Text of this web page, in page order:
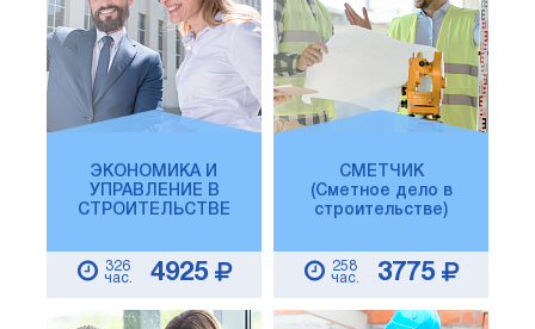
ЭКОНОМИКА И
УПРАВЛЕНИЕ В
СТРОИТЕЛЬСТВЕ
326
час.
4925
СМЕТЧИК
(Сметное дело в
строительстве)
258
час.
3775